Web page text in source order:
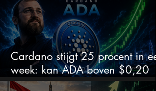
Cardano stijgt 25 procent in
week: kan ADA boven $0,20
blijven?